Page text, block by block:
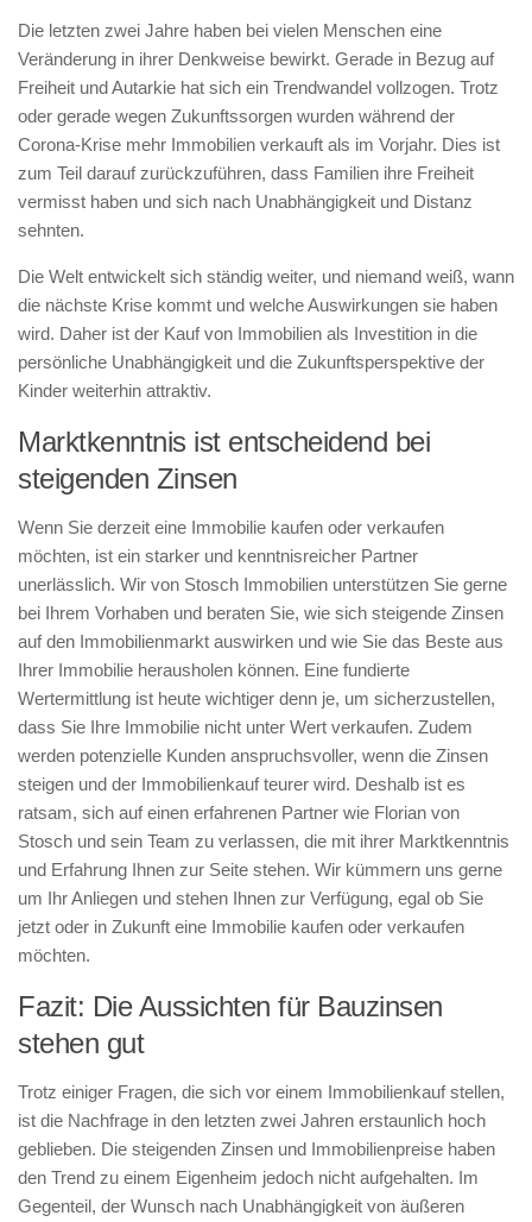
Die letzten zwei Jahre haben bei vielen Menschen eine
Veränderung in ihrer Denkweise bewirkt. Gerade in Bezug auf
Freiheit und Autarkie hat sich ein Trendwandel vollzogen. Trotz
oder gerade wegen Zukunftssorgen wurden während der
Corona-Krise mehr Immobilien verkauft als im Vorjahr. Dies ist
zum Teil darauf zurückzuführen, dass Familien ihre Freiheit
vermisst haben und sich nach Unabhängigkeit und Distanz
sehnten.
Die Welt entwickelt sich ständig weiter, und niemand weiß, wann
die nächste Krise kommt und welche Auswirkungen sie haben
wird. Daher ist der Kauf von Immobilien als Investition in die
persönliche Unabhängigkeit und die Zukunftsperspektive der
Kinder weiterhin attraktiv.
Marktkenntnis ist entscheidend bei
steigenden Zinsen
Wenn Sie derzeit eine Immobilie kaufen oder verkaufen
möchten, ist ein starker und kenntnisreicher Partner
unerlässlich. Wir von Stosch Immobilien unterstützen Sie gerne
bei Ihrem Vorhaben und beraten Sie, wie sich steigende Zinsen
auf den Immobilienmarkt auswirken und wie Sie das Beste aus
Ihrer Immobilie herausholen können. Eine fundierte
Wertermittlung ist heute wichtiger denn je, um sicherzustellen,
dass Sie Ihre Immobilie nicht unter Wert verkaufen. Zudem
werden potenzielle Kunden anspruchsvoller, wenn die Zinsen
steigen und der Immobilienkauf teurer wird. Deshalb ist es
ratsam, sich auf einen erfahrenen Partner wie Florian von
Stosch und sein Team zu verlassen, die mit ihrer Marktkenntnis
und Erfahrung Ihnen zur Seite stehen. Wir kümmern uns gerne
um Ihr Anliegen und stehen Ihnen zur Verfügung, egal ob Sie
jetzt oder in Zukunft eine Immobilie kaufen oder verkaufen
möchten.
Fazit: Die Aussichten für Bauzinsen
stehen gut
Trotz einiger Fragen, die sich vor einem Immobilienkauf stellen,
ist die Nachfrage in den letzten zwei Jahren erstaunlich hoch
geblieben. Die steigenden Zinsen und Immobilienpreise haben
den Trend zu einem Eigenheim jedoch nicht aufgehalten. Im
Gegenteil, der Wunsch nach Unabhängigkeit von äußeren